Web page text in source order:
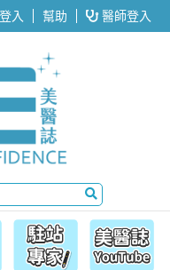
入 幫助 醫師登入